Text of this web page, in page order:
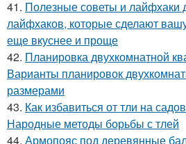
41. Полезные советы и лайфхаки
лайфхаков, которые сделают
еще вкуснее и проще
42. Планировка двухкомнатной
Варианты планировок
размерами
43. Как избавиться от тли на
Народные методы борьбы с тлей
44. Армопояс под деревянные